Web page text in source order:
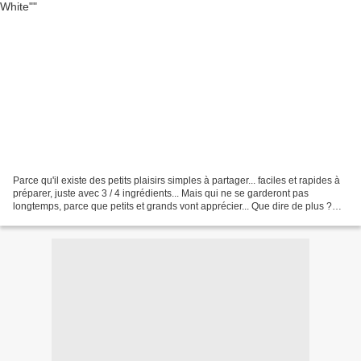
Parce qu'il existe des petits plaisirs simples à partager... faciles et rapides à
préparer, juste avec 3 / 4 ingrédients... Mais qui ne se garderont pas
longtemps, parce que petits et grands vont apprécier... Que dire de plus ?